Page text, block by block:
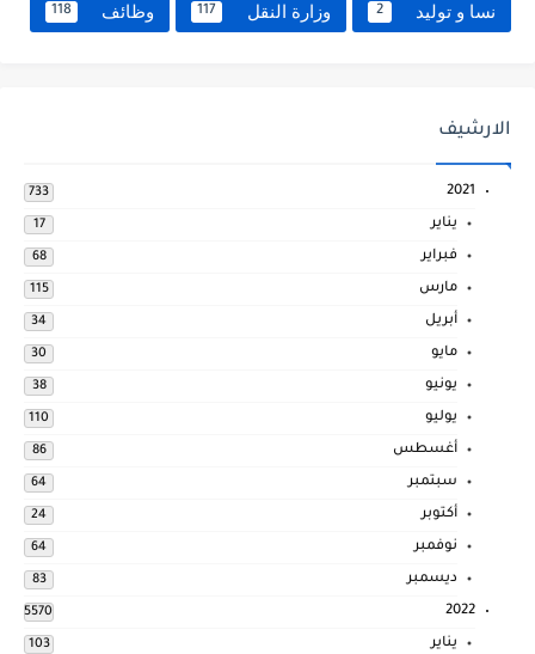
نسا و توليد 2 وزارة النقل 117 وظائف 118
الارشيف
2021
733
يناير 17
فبراير 68
مارس 115
أبريل 34
مايو 30
يونيو 38
يوليو 110
أغسطس 86
سبتمبر 64
أكتوبر 24
نوفمبر 64
ديسمبر 83
2022
5570
يناير 103